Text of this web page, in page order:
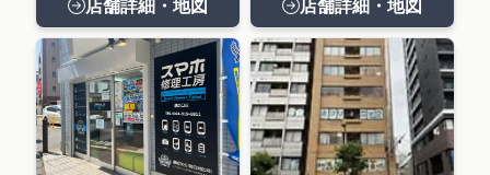
店舗詳細・地図 店舗詳細・地図